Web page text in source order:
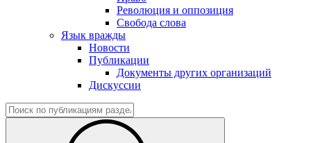
Революция и оппозиция
Свобода слова
Язык вражды
Новости
Публикации
Документы других организаций
Дискуссии